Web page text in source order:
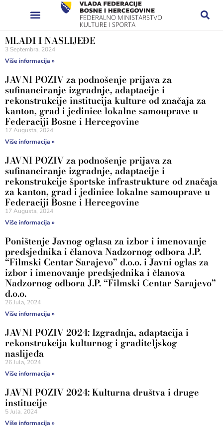
MLADI I NASLIJEĐE
3 Septembra, 2024
Više informacija »
JAVNI POZIV za podnošenje prijava za
sufinanciranje izgradnje, adaptacije i
rekonstrukcije institucija kulture od značaja za
kanton, grad i jedinice lokalne samouprave u
Federaciji Bosne i Hercegovine
17 Augusta, 2024
Više informacija »
JAVNI POZIV za podnošenje prijava za
sufinanciranje izgradnje, adaptacije i
rekonstrukcije športske infrastrukture od značaja
za kanton, grad i jedinice lokalne samouprave u
Federaciji Bosne i Hercegovine
17 Augusta, 2024
Više informacija »
Poništenje Javnog oglasa za izbor i imenovanje
predsjednika i članova Nadzornog odbora J.P.
“Filmski Centar Sarajevo” d.o.o. i Javni oglas za
izbor i imenovanje predsjednika i članova
Nadzornog odbora J.P. “Filmski Centar Sarajevo”
d.o.o.
26 Jula, 2024
Više informacija »
JAVNI POZIV 2024: Izgradnja, adaptacija i
rekonstrukcija kulturnog i graditeljskog
naslijeđa
26 Jula, 2024
Više informacija »
JAVNI POZIV 2024: Kulturna društva i druge
institucije
5 Jula, 2024
Više informacija »